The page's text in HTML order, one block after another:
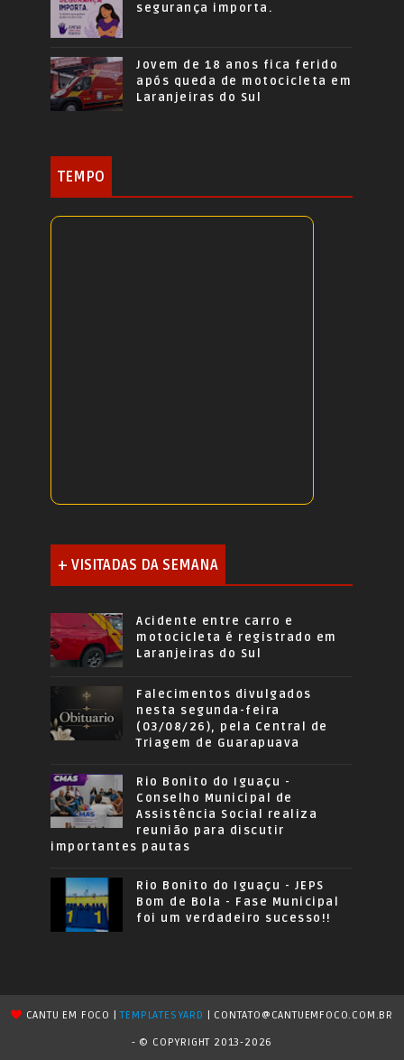
segurança importa.
Jovem de 18 anos fica ferido
após queda de motocicleta em
Laranjeiras do Sul
TEMPO
+ VISITADAS DA SEMANA
Acidente entre carro e
motocicleta é registrado em
Laranjeiras do Sul
Falecimentos divulgados
nesta segunda-feira
(03/08/26), pela Central de
Triagem de Guarapuava
Rio Bonito do Iguaçu -
Conselho Municipal de
Assistência Social realiza
reunião para discutir
importantes pautas
Rio Bonito do Iguaçu - JEPS
Bom de Bola - Fase Municipal
foi um verdadeiro sucesso!!
CANTU EM FOCO |TEMPLATESYARD
| CONTATO@CANTUEMFOCO.COM.BR
- © COPYRIGHT 2013-2026